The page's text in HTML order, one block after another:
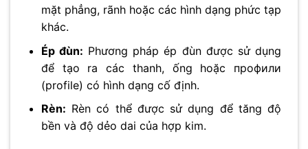
mặt phẳng, rãnh hoặc các hình dạng phức tạp
khác.
Ép đùn: Phương pháp ép đùn được sử dụng
để tạo ra các thanh, ống hoặc профили
(profile) có hình dạng cố định.
Rèn: Rèn có thể được sử dụng để tăng độ
bền và độ dẻo dai của hợp kim.